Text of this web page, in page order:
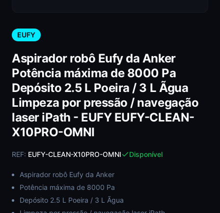
EUFY
Aspirador robô Eufy da Anker
Potência máxima de 8000 Pa
Depósito 2.5 L Poeira / 3 L Ãgua
Limpeza por pressão / navegação
laser iPath - EUFY EUFY-CLEAN-
X10PRO-OMNI
REF: EUFY-CLEAN-X10PRO-OMNI Disponível
Aspirador robô Eufy da Anker
Potência máxima de 8000 Pa
Depósito 2.5 L Poeira / 3 L Ãgua